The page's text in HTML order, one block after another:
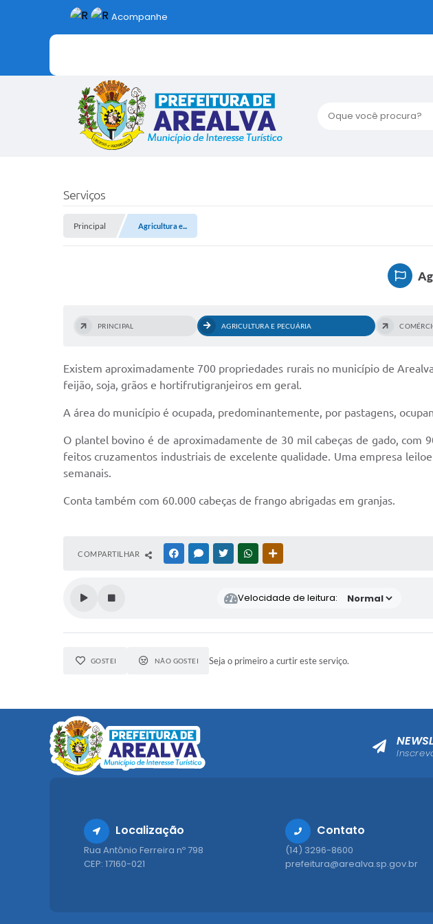
Oque você procura?
Acompanhe
Serviços
Principal Agricultura e...
PRINCIPAL AGRICULTURA E PECUÁRIA
Existem aproximadamente 700 propriedades rurais no município de
feijão, soja, grãos e hortifrutigranjeiros em geral.
A área do município é ocupada, predominantemente, por pastagens,
O plantel bovino é de aproximadamente de 30 mil cabeças de gado,
feitos cruzamentos industriais de excelente qualidade. Uma empresa
semanais.
Conta também com 60.000 cabeças de frango abrigadas em granjas.
COMPARTILHAR FACEBOOKMESSENGER
TWITTERWHATSAPP
Velocidade de leitura:
GOSTEI NÃO GOSTEI Seja o primeiro a curtir este serviço.
Localização
Rua Antônio Ferreira nº 798
CEP: 17160-021
Contato
(14) 3296-8600
prefeitura@arealva.sp.gov.br